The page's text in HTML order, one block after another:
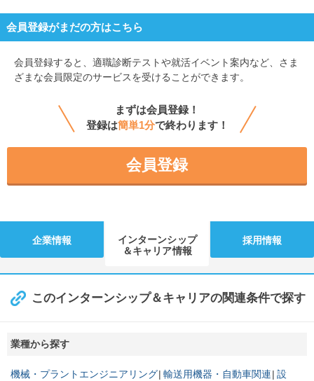
会員登録がまだの方はこちら
会員登録すると、 適職診断テストや就活イベント案内など、さま
ざまな会員限定のサービスを受けることができます。
まずは会員登録！
登録は簡単1分で終わります！
会員登録
企業情報
インターンシップ
＆キャリア情報
採用情報
このインターンシップ＆キャリアの関連条件で探す
業種から探す
機械・プラントエンジニアリング 輸送用機器・自動車関連 設